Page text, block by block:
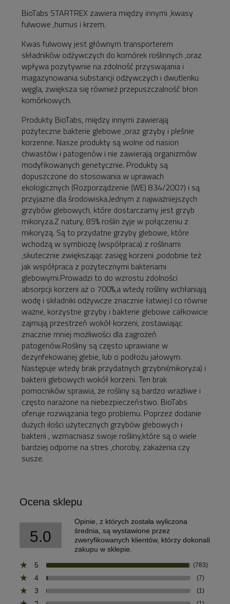
BioTabs STARTREX zawiera między innymi ,kwasy
fulwowe ,humus i krzem.
Kwas fulwowy jest głównym transporterem
składników odżywczych do komórek roślinnych ,oraz
wpływa pozytywnie na zdolność przyswajania i
magazynowania substancji odżywczych i dwutlenku
węgla, zwiększa się również przepuszczalność błon
komórkowych.
Produkty BioTabs, między innymi zawierają
pożyteczne bakterie glebowe ,oraz grzyby i pleśnie
korzenne. Nasze produkty są wolne od nasion
chwastów i patogenów i nie zawierają organizmów
modyfikowanych genetycznie. Produkty są
dopuszczone do stosowania w uprawach
ekologicznych (Rozporządzenie (WE) 834/2007) i są
przyjazne dla środowiska.Jednym z najważniejszych
grzybów glebowych, które dostarczamy jest grzyb
mikoryza.Z natury, 85% roślin żyje w połączeniu z
mikoryzą. Są to przydatne grzyby glebowe, które
wchodzą w symbiozę (współpraca) z roślinami
,skutecznie zwiększając zasięg korzeni ,podobnie też
jak współpraca z pożytecznymi bakteriami
glebowymi.Prowadzi to do wzrostu zdolności
absorpcji korzeni aż o 700%,a wtedy rośliny wchłaniają
wodę i składniki odżywcze znacznie łatwiej.I co równie
ważne, korzystne grzyby i bakterie glebowe całkowicie
zajmują przestrzeń wokół korzeni, zostawiając
znacznie mniej możliwości dla zagrożeń
patogenów.Rośliny są często uprawiane w
dezynfekowanej glebie, lub o podłożu jałowym.
Następuje wtedy brak przydatnych grzybni(mikoryza) i
bakterii glebowych wokół korzeni. Ten brak
pomocników sprawia, że rośliny są bardzo wrażliwe i
często narażone na niebezpieczeństwo. BioTabs
oferuje rozwiązania tego problemu. Poprzez dodanie
dużych ilości użytecznych grzybów glebowych i
bakterii , wzmacniasz swoje rośliny,które są o wiele
bardziej odporne na stres ,choroby, zakażenia czy
susze.
Ocena sklepu
5.0
Opinie, z których została wyliczona
średnia, są wystawione przez
zweryfikowanych klientów, którzy dokonali
zakupu w sklepie.
5
(783)
4 (7)
3 (1)